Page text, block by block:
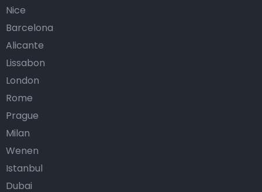
Nice
Barcelona
Alicante
Lissabon
London
Rome
Prague
Milan
Wenen
Istanbul
Dubai